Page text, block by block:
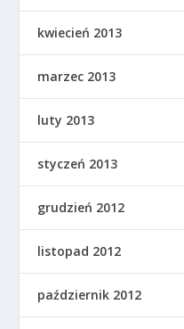
kwiecień 2013
marzec 2013
luty 2013
styczeń 2013
grudzień 2012
listopad 2012
październik 2012